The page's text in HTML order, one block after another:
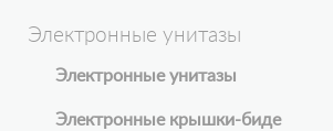
Электронные унитазы
Электронные унитазы
Электронные крышки-биде